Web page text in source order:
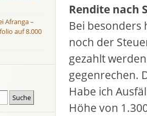
Rendite nach
Bei besonders
noch der
gezahlt
gegenrechen.
Habe ich
Höhe von
Afranga –
auf 8.000